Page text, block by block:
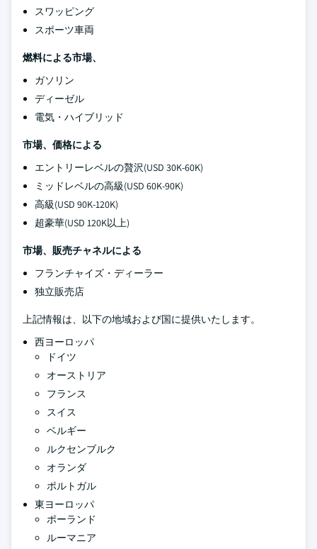
スワッピング
スポーツ車両
燃料による市場、
ガソリン
ディーゼル
電気・ハイブリッド
市場、価格による
エントリーレベルの贅沢(USD 30K-60K)
ミッドレベルの高級(USD 60K-90K)
高級(USD 90K-120K)
超豪華(USD 120K以上)
市場、販売チャネルによる
フランチャイズ・ディーラー
独立販売店
上記情報は、以下の地域および国に提供いたします。
西ヨーロッパ
ドイツ
オーストリア
フランス
スイス
ベルギー
ルクセンブルク
オランダ
ポルトガル
東ヨーロッパ
ポーランド
ルーマニア